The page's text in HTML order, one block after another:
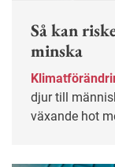
Så kan
minska
djur till
växande hot